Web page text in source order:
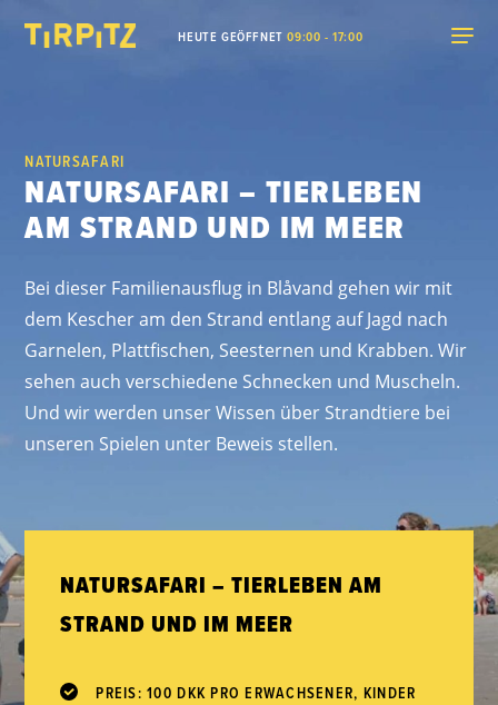
HEUTE GEÖFFNET09:00 - 17:00
NATURSAFARI
NATURSAFARI – TIERLEBEN
AM STRAND UND IM MEER
Bei dieser Familienausflug in Blåvand gehen wir mit
dem Kescher am den Strand entlang auf Jagd nach
Garnelen, Plattfischen, Seesternen und Krabben. Wir
sehen auch verschiedene Schnecken und Muscheln.
Und wir werden unser Wissen über Strandtiere bei
unseren Spielen unter Beweis stellen.
NATURSAFARI – TIERLEBEN AM
STRAND UND IM MEER
PREIS: 100 DKK PRO ERWACHSENER, KINDER